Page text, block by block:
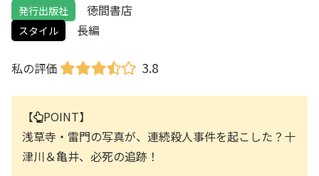
発行出版社 徳間書店
スタイル 長編
私の評価 3.8
【
POINT】
浅草寺・雷門の写真が、連続殺人事件を起こした？十
津川＆亀井、必死の追跡！